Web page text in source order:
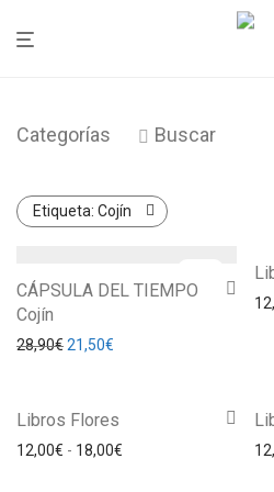
Categorías Buscar
Etiqueta: Cojín
CÁPSULA DEL TIEMPO
Cojín
28,90€El precio original era: 28,90€.
21,50€
Libros Flores
12,00€ - 18,00€ Rango de precios: